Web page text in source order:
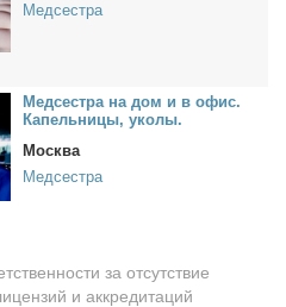
Медсестра
Мед­сест­ра на дом и в офис.
Ка­пель­ни­цы, уко­лы.
Москва
Медсестра
за отсутствие
и аккредитаций